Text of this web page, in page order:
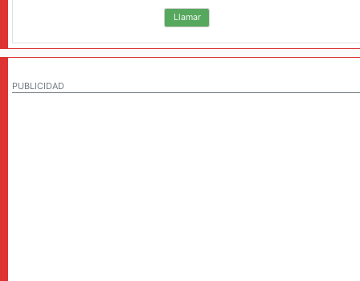
Llamar
PUBLICIDAD